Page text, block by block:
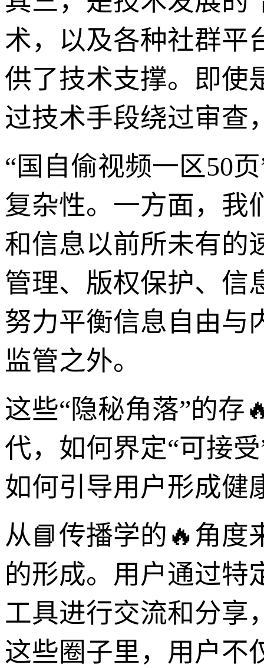
术，以及各种社群平
供了技术支撑。即使
过技术手段绕过审查
“国自偷视频一区50
复杂性。一方面，我
和信息以前所未有的
管理、版权保护、信
努力平衡信息自由与
监管之外。
这些“隐秘角落”的存
代，如何界定“可接
如何引导用户形成健
从📘传播学的🔥角度
的形成。用户通过特
工具进行交流和分享
这些圈子里，用户不